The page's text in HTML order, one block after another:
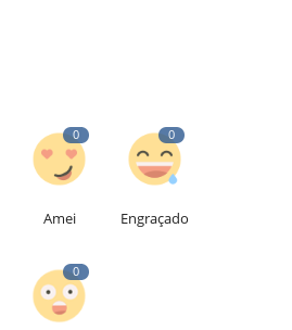
0
Amei
0
Engraçado
0